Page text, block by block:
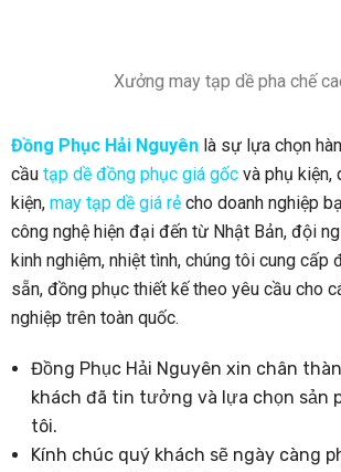
Xưởng may tạp dề pha chế
Đồng Phục Hải Nguyên là sự lựa chọn
cầu tạp dề đồng phục giá gốc và phụ kiện,
kiện, may tạp dề giá rẻ cho doanh nghiệp
công nghệ hiện đại đến từ Nhật Bản, đội
kinh nghiệm, nhiệt tình, chúng tôi cung cấp
sẵn, đồng phục thiết kế theo yêu cầu cho
nghiệp trên toàn quốc.
Đồng Phục Hải Nguyên xin chân
khách đã tin tưởng và lựa chọn sản
tôi.
Kính chúc quý khách sẽ ngày càng